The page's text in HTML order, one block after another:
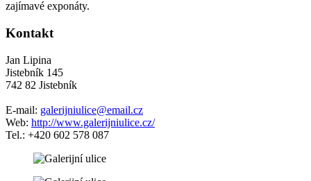
zajímavé exponáty.
Kontakt
Jan Lipina
Jistebník 145
742 82 Jistebník
E-mail: galerijniulice@email.cz
Web: http://www.galerijniulice.cz/
Tel.: +420 602 578 087